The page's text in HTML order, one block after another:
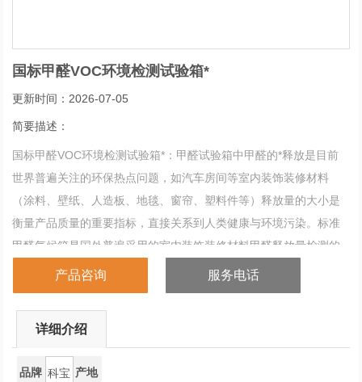
国标甲醛VOC环境检测试验箱*
更新时间：2026-07-05
简要描述：
国标甲醛VOC环境检测试验箱*：甲醛试验箱中甲醛的*释放是目前
世界普遍关注的环保热点问题，如汽车房间等室内装饰装修材料
（涂料、壁纸、人造板、地毯、窗帘、塑料件等）释放量的大小是
衡量产品质量的重要指标，直接关系到人类健康与环境污染。标准
甲醛气候箱是国外普遍采用的室内装饰装修材料甲醛释放量检测的
标准方法。产品咨询 服务电话
详细介绍
品牌 科宝 产地